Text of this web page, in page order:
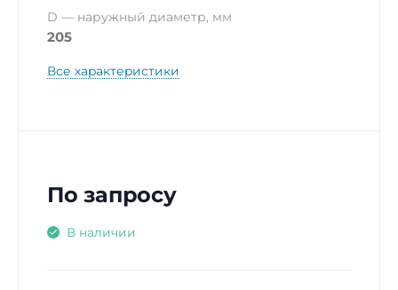
D — наружный диаметр, мм
205
Все характеристики
По запросу
В наличии